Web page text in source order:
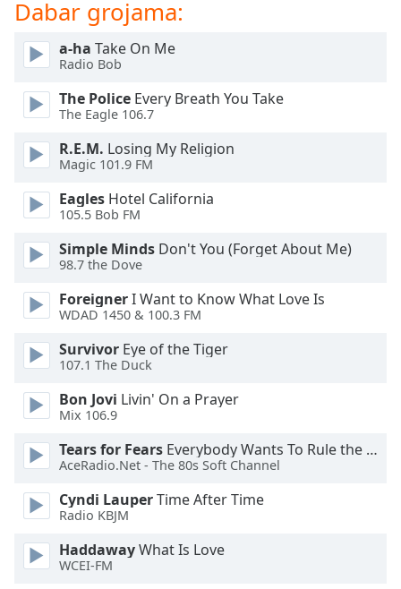
dialog
window.
Escape
cancel
and
close
Text
Color
Opacity
Text
Background
Opacity
Caption
Area
Color
Dabar grojama:
a-ha Take On Me
Radio Bob
The Police Every Breath You Take
The Eagle 106.7
R.E.M. Losing My Religion
Magic 101.9 FM
Eagles Hotel California
105.5 Bob FM
Simple Minds Don't You (Forget About Me)
98.7 the Dove
ForeignerI Want to Know What Love Is
WDAD 1450 & 100.3 FM
Survivor Eye of the Tiger
107.1 The Duck
Bon Jovi Livin' On a Prayer
Mix 106.9
Tears for Fears Everybody Wants To Rule the World
AceRadio.Net - The 80s Soft Channel
Cyndi LauperTime After Time
Radio KBJM
HaddawayWhat Is Love
WCEI-FM